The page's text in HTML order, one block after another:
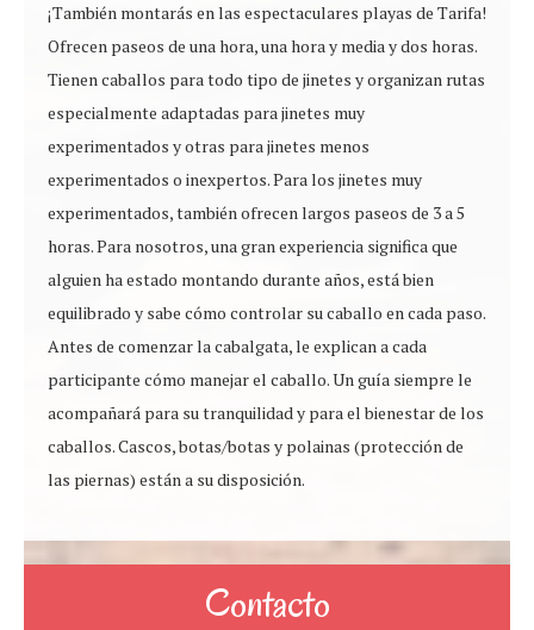
¡También montarás en las espectaculares playas de Tarifa!
Ofrecen paseos de una hora, una hora y media y dos horas.
Tienen caballos para todo tipo de jinetes y organizan rutas
especialmente adaptadas para jinetes muy
experimentados y otras para jinetes menos
experimentados o inexpertos. Para los jinetes muy
experimentados, también ofrecen largos paseos de 3 a 5
horas. Para nosotros, una gran experiencia significa que
alguien ha estado montando durante años, está bien
equilibrado y sabe cómo controlar su caballo en cada paso.
Antes de comenzar la cabalgata, le explican a cada
participante cómo manejar el caballo. Un guía siempre le
acompañará para su tranquilidad y para el bienestar de los
caballos. Cascos, botas/botas y polainas (protección de
las piernas) están a su disposición.
Contacto